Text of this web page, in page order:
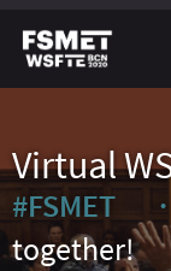
Virtual
#FSMET
together!